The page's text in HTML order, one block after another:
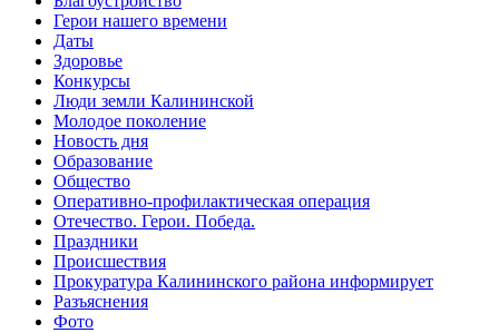
Герои нашего времени
Даты
Здоровье
Конкурсы
Люди земли Калининской
Молодое поколение
Новость дня
Образование
Общество
Оперативно-профилактическая операция
Отечество. Герои. Победа.
Праздники
Происшествия
Прокуратура Калининского района информирует
Разъяснения
Фото